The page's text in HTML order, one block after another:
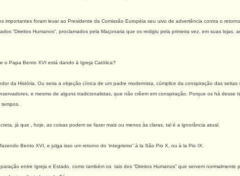
foram levar ao Presidente da Comissão Européia seu uivo de advertência contra o retorno
“Direitos Humanos”, proclamados pela Maçonaria que os redigiu pela primeira vez, em suas lojas,
o Papa Bento XVI está dando à Igreja Católica?
da História. Ou seria a objeção cínica de um padre modernista, cúmplice da conspiração das
e mesmo de alguns tradicionalistas, que não crêem em conspiração. Porque os há desse
já que , hoje, as coisas podem se fazer mais ou menos às claras, tal é a ignorância atual.
Bento XVI, e julga isso um retorno do ‘integrismo” à la São Pio X, ou à la Pio IX.
entre Igreja e Estado, como também os tais dos “Direitos Humanos” que servem normalmente